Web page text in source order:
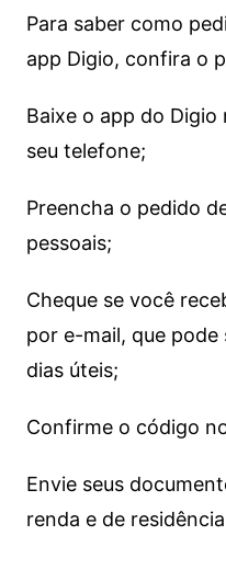
Para saber como
app Digio, confira o
Baixe o app do
seu telefone;
Preencha o pedido
pessoais;
Cheque se você
por e-mail, que pode
dias úteis;
Confirme o código
Envie seus
renda e de